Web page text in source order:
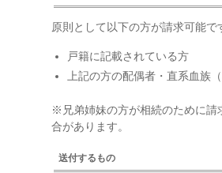
原則として以下の方が請求可能で
戸籍に記載されている方
上記の方の配偶者・直系血族
※兄弟姉妹の方が相続のために請
合があります。
送付するもの